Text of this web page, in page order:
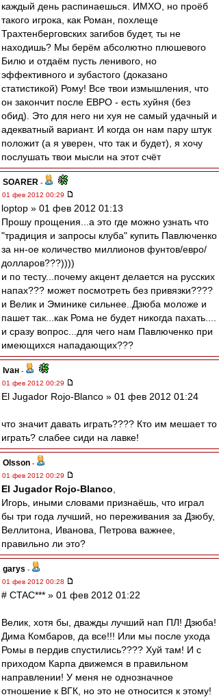
каждый день распинаешься. ИМХО, но проёб
такого игрока, как Роман, похлеще
Трахтенберговских загибов будет, ты не
находишь? Мы берём абсолютно плюшевого
Билю и отдаём пусть ленивого, но
эффективного и зубастого (доказано
статистикой) Рому! Все твои измышления, что
он закончит после ЕВРО - есть хуйня (без
обид). Это для него ни хуя не самый удачный и
адекватный вариант. И когда он нам пару штук
положит (а я уверен, что так и будет), я хочу
послушать твои мысли на этот счёт
SOARER -
01 фев 2012 00:29
loptop » 01 фев 2012 01:13
Прошу прощения...а это где можно узнать что
"традиция и запросы клуба" купить Павлюченко
за нн-ое количество миллионов фунтов/евро/
долларов???))))
и по тесту...почему акцент делается на русских
напах??? может посмотреть без привязки????
и Велик и Эминике сильнее..Дзюба моложе и
пашет так...как Рома не будет никогда пахать....
и сразу вопрос...для чего нам Павлюченко при
имеющихся нападающих???
Ivан -
01 фев 2012 00:29
El Jugador Rojo-Blanco » 01 фев 2012 01:24
что значит давать играть???? Кто им мешает то
играть? слабее сиди на лавке!
Olsson -
01 фев 2012 00:29
El Jugador Rojo-Blanco
Игорь, иными словами признаёшь, что играл
бы три года лучший, но переживания за Дзюбу,
Веллитона, Иванова, Петрова важнее,
правильно ли это?
garys -
01 фев 2012 00:28
# CTAC*** » 01 фев 2012 01:22
Велик, хотя бы, дважды лучший нап ПЛ! Дзюба!
Дима Комбаров, да все!!! Или мы после ухода
Ромы в пердив спустились???? Хуй там! И с
приходом Карпа движемся в правильном
направлении! У меня не однозначное
отношение к ВГК, но это не относится к этому!